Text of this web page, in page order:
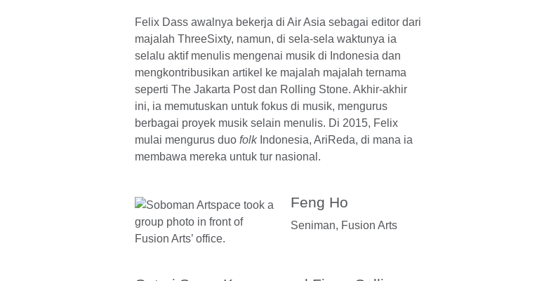
Felix Dass awalnya bekerja di Air Asia sebagai editor dari
majalah ThreeSixty, namun, di sela-sela waktunya ia
selalu aktif menulis mengenai musik di Indonesia dan
mengkontribusikan artikel ke majalah majalah ternama
seperti The Jakarta Post dan Rolling Stone. Akhir-akhir
ini, ia memutuskan untuk fokus di musik, mengurus
berbagai proyek musik selain menulis. Di 2015, Felix
mulai mengurus duo folk Indonesia, AriReda, di mana ia
membawa mereka untuk tur nasional.
Feng Ho
Seniman, Fusion Arts